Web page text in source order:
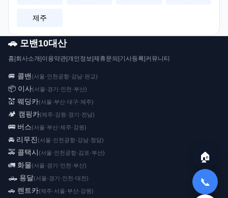
제주
🚗 모밴10대산
홈 회사소개 이용약관 개인정보 제휴문의 기사등록 커뮤니티
🚐 콜밴(서울·인천공항·강남·판교)
📦 이사(서울·경기·인천·부산)
💒 웨딩카(서울·부산·대구·제주)
🏕️ 캠핑카(제주·강원·경기·전남)
🚌 버스(서울·부산·제주·강원)
🚘 리무진(서울·인천공항·강남·청담)
🚕 콜택시(서울·인천공항·김포·부산)
🚛 화물(서울·경기·인천·부산)
🛻 용달(서울·경기·인천·대전)
🚗 렌트카(제주·서울·부산·강원)
🏠
📞